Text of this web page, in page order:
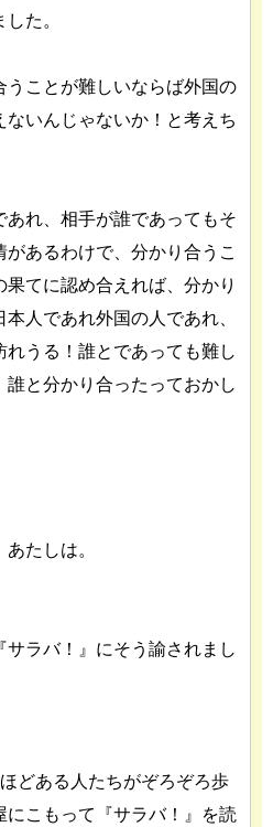
た。
うことが難しいならば外国の
ないんじゃないか！と考えち
あれ、相手が誰であってもそ
あるわけで、分かり合うこ
てに認め合えれば、分かり
人であれ外国の人であれ、
うる！誰とであっても難し
と分かり合ったっておかし
たしは。
ラバ！』にそう諭されまし
どある人たちがぞろぞろ歩
にこもって『サラバ！』を読